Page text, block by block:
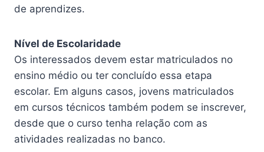
de aprendizes.
Nível de Escolaridade
Os interessados devem estar matriculados no
ensino médio ou ter concluído essa etapa
escolar. Em alguns casos, jovens matriculados
em cursos técnicos também podem se inscrever,
desde que o curso tenha relação com as
atividades realizadas no banco.